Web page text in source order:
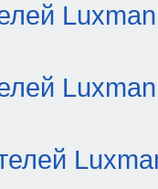
Luxman
Luxman